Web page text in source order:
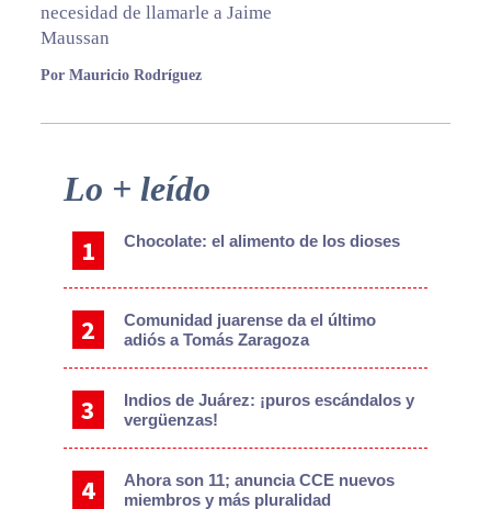
necesidad de llamarle a Jaime
Maussan
Por Mauricio Rodríguez
Primary
Lo + leído
Chocolate: el alimento de los dioses
Comunidad juarense da el último
adiós a Tomás Zaragoza
Indios de Juárez: ¡puros escándalos y
vergüenzas!
Ahora son 11; anuncia CCE nuevos
miembros y más pluralidad